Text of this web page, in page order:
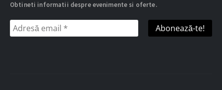
Obtineti informatii despre evenimente si oferte.